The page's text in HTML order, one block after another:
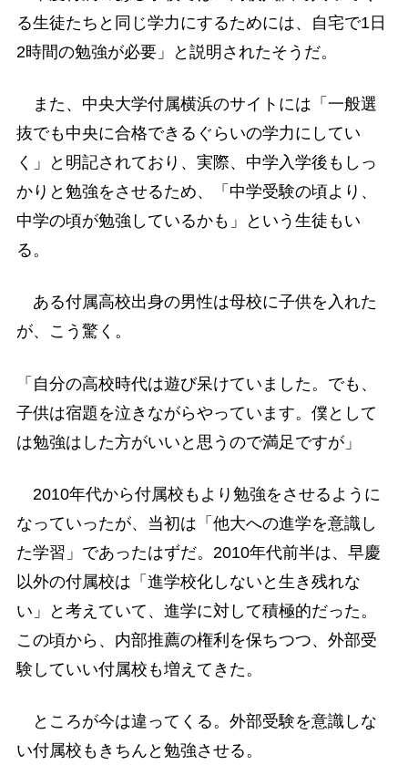
る生徒たちと同じ学力にするためには、自宅で1日
2時間の勉強が必要」と説明されたそうだ。
また、中央大学付属横浜のサイトには「一般選
抜でも中央に合格できるぐらいの学力にしてい
く」と明記されており、実際、中学入学後もしっ
かりと勉強をさせるため、「中学受験の頃より、
中学の頃が勉強しているかも」という生徒もい
る。
ある付属高校出身の男性は母校に子供を入れた
が、こう驚く。
「自分の高校時代は遊び呆けていました。でも、
子供は宿題を泣きながらやっています。僕として
は勉強はした方がいいと思うので満足ですが」
2010年代から付属校もより勉強をさせるように
なっていったが、当初は「他大への進学を意識し
た学習」であったはずだ。2010年代前半は、早慶
以外の付属校は「進学校化しないと生き残れな
い」と考えていて、進学に対して積極的だった。
この頃から、内部推薦の権利を保ちつつ、外部受
験していい付属校も増えてきた。
ところが今は違ってくる。外部受験を意識しな
い付属校もきちんと勉強させる。